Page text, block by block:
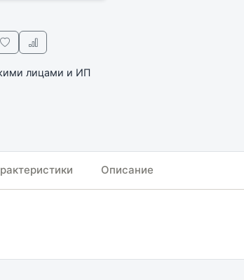
лицами и ИП
Описание